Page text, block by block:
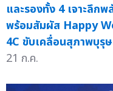
และรองทั้ง 4 เจาะลึก
พร้อมสัมผัส Happy
4C ขับเคลื่อนสุภาพบุรุ
21 ก.ค.